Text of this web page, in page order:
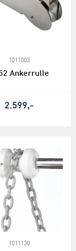
1011003
Ankerrulle
2.599,-
1011130